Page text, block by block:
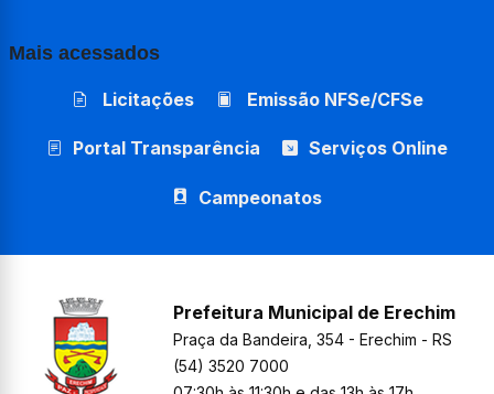
Mais acessados
Licitações Emissão NFSe/CFSe
Portal Transparência Serviços Online
Campeonatos
Prefeitura Municipal de Erechim
Praça da Bandeira, 354 - Erechim - RS
(54) 3520 7000